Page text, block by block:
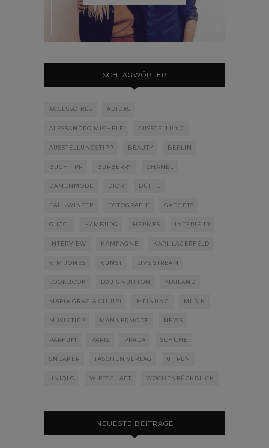
SCHLAGWÖRTER
ACCESSOIRES ADIDAS
ALESSANDRO MICHELE AUSSTELLUNG
AUSSTELLUNGSTIPP BEAUTY BERLIN
BUCHTIPP BURBERRY CHANEL
DAMENMODE DIOR DÜFTE
FALL-WINTER FOTOGRAFIE GADGETS
GUCCI HAMBURG HERMÈS INTERIEUR
INTERVIEW KAMPAGNE KARL LAGERFELD
KIM JONES KUNST LIVE STREAM
LOOKBOOK LOUIS VUITTON MAILAND
MARIA GRAZIA CHIURI MEINUNG MUSIK
MUSIKTIPP MÄNNERMODE NEWS
PARFUM PARIS PRADA SCHUHE
SNEAKER TASCHEN VERLAG UHREN
UNIQLO WIRTSCHAFT WOCHENRÜCKBLICK
NEUESTE BEITRÄGE